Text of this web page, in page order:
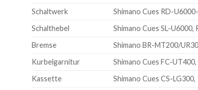
Schaltwerk
Shimano Cues RD-
Schalthebel
Shimano Cues SL-U6000,
Bremse
Shimano BR-MT200/
Kurbelgarnitur
Shimano Cues FC-
Kassette
Shimano Cues CS-